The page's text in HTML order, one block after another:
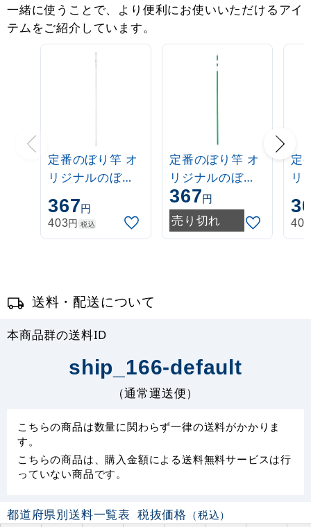
一緒に使うことで、より便利にお使いいただけるアイ
テムをご紹介しています。
定番のぼり竿 オ
リジナルのぼり
ポール 1.6～3m
伸縮式 白
(30537***)
367円
403円 税込
定番のぼり竿 オ
リジナルのぼり
ポール 1.6～3m
伸縮式 緑
(30537GRN)
367円
売り切れ
定
リ
ポ
伸
403
送料・配送について
本商品群の送料ID
ship_166-default
（通常運送便）
こちらの商品は数量に関わらず一律の送料がかかりま
す。
こちらの商品は、購入金額による送料無料サービスは行
っていない商品です。
都道府県別送料一覧表 税抜価格 （税込）